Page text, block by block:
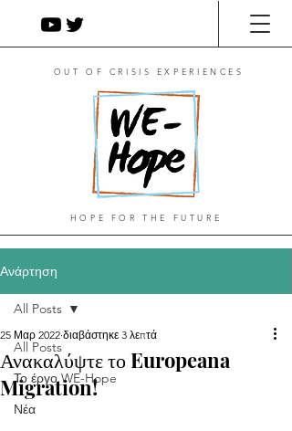
OUT OF CRISIS EXPERIENCES
HOPE FOR THE FUTURE
Ανάρτηση
All Posts
Το έργο WE-Hope
Νέα
All Posts
Ανακαλύψτε το Europeana
Migration!
25 Μαρ 2022 διαβάστηκε 3 λεπτά